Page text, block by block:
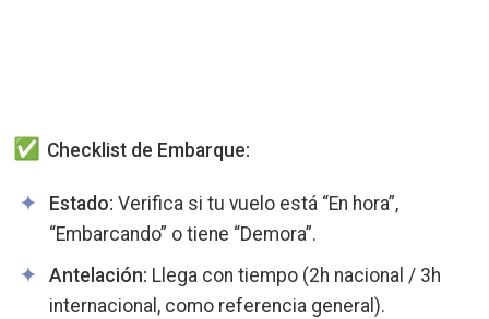
Checklist de Embarque:
Estado: Verifica si tu vuelo está “En hora”,
“Embarcando” o tiene “Demora”.
Antelación: Llega con tiempo (2h nacional / 3h
internacional, como referencia general).